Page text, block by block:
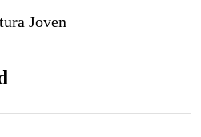
Joven